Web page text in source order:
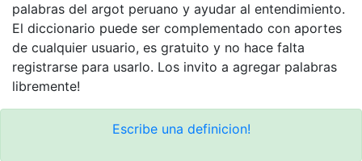
palabras del argot peruano y ayudar al entendimiento.
El diccionario puede ser complementado con aportes
de cualquier usuario, es gratuito y no hace falta
registrarse para usarlo. Los invito a agregar palabras
libremente!
Escribe una definicion!